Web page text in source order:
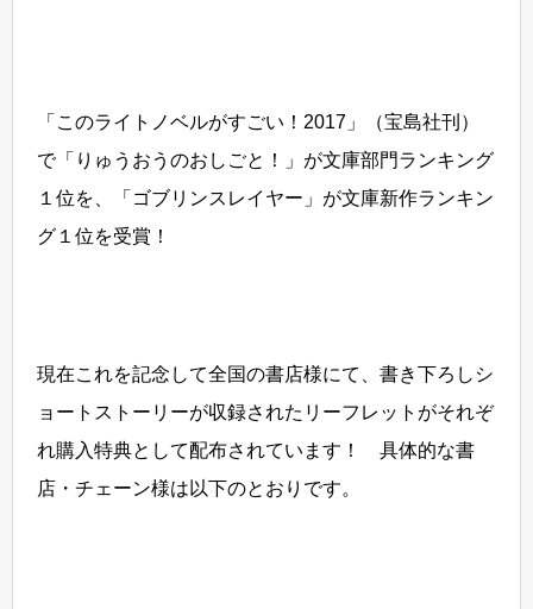
「このライトノベルがすごい！2017」（宝島社刊）
で「りゅうおうのおしごと！」が文庫部門ランキング
１位を、「ゴブリンスレイヤー」が文庫新作ランキン
グ１位を受賞！
現在これを記念して全国の書店様にて、書き下ろしシ
ョートストーリーが収録されたリーフレットがそれぞ
れ購入特典として配布されています！ 具体的な書
店・チェーン様は以下のとおりです。